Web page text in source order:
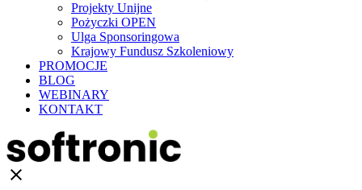
Projekty Unijne
Pożyczki OPEN
Ulga Sponsoringowa
Krajowy Fundusz Szkoleniowy
PROMOCJE
BLOG
WEBINARY
KONTAKT
clear